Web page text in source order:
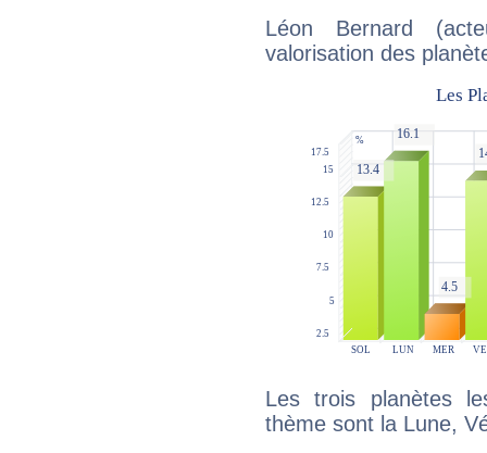
Léon Bernard
valorisation des
Les trois planètes
thème sont la Lune,